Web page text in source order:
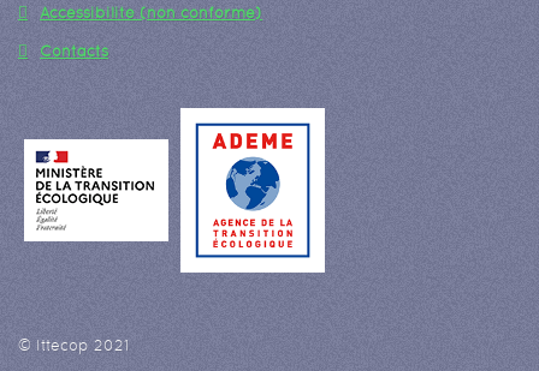
Accessibilité (non conforme)
Contacts
© Ittecop 2021